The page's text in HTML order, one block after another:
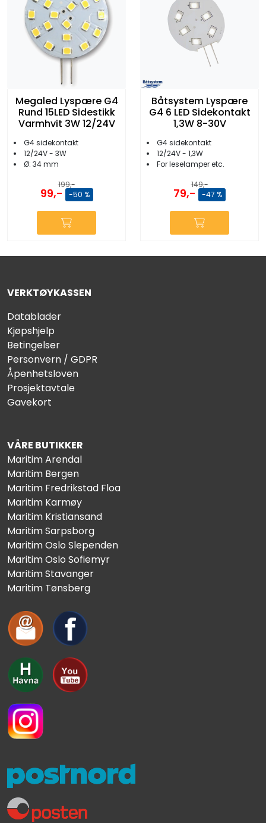
Megaled Lyspære G4
Rund 15LED Sidestikk
Varmhvit 3W 12/24V
G4 sidekontakt
12/24V - 3W
Ø: 34 mm
199,-
99,- -50 %
Båtsystem Lyspære
G4 6 LED Sidekontakt
1,3W 8-30V
G4 sidekontakt
12/24V - 1,3W
For leselamper etc.
149,-
79,- -47 %
VERKTØYKASSEN
Datablader
Kjøpshjelp
Betingelser
Personvern / GDPR
Åpenhetsloven
Prosjektavtale
Gavekort
VÅRE BUTIKKER
Maritim Arendal
Maritim Bergen
Maritim Fredrikstad Floa
Maritim Karmøy
Maritim Kristiansand
Maritim Sarpsborg
Maritim Oslo Slependen
Maritim Oslo Sofiemyr
Maritim Stavanger
Maritim Tønsberg